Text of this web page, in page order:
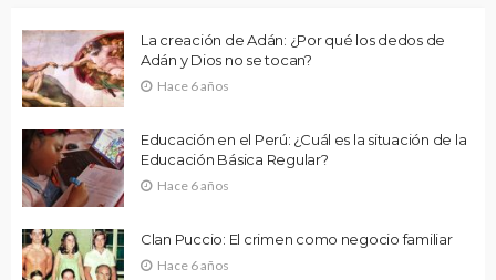
La creación de Adán: ¿Por qué los dedos de
Adán y Dios no se tocan?
Hace 6 años
Educación en el Perú: ¿Cuál es la situación de la
Educación Básica Regular?
Hace 6 años
Clan Puccio: El crimen como negocio familiar
Hace 6 años